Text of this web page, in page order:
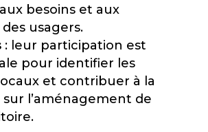
besoins et aux
usagers.
: leur participation est
pour identifier les
et contribuer à la
l’aménagement de